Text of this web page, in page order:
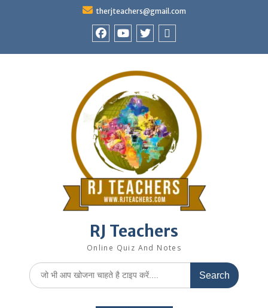
therjteachers@gmail.com
RJ Teachers
Online Quiz And Notes
Search
for: